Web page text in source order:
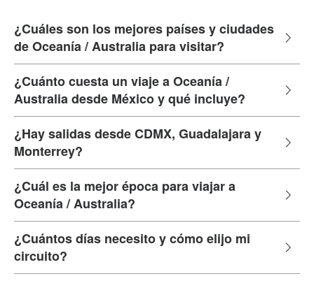
¿Cuáles son los mejores países y ciudades
de Oceanía / Australia para visitar?
¿Cuánto cuesta un viaje a Oceanía /
Australia desde México y qué incluye?
¿Hay salidas desde CDMX, Guadalajara y
Monterrey?
¿Cuál es la mejor época para viajar a
Oceanía / Australia?
¿Cuántos días necesito y cómo elijo mi
circuito?